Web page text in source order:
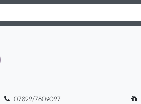
07822/7809027